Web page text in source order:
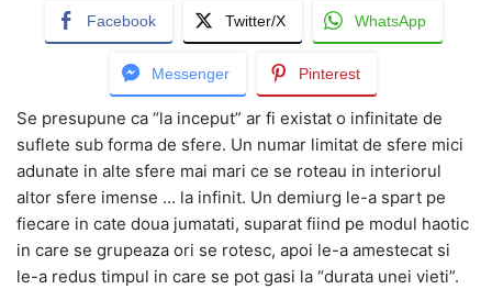
Facebook Twitter/X WhatsApp
Messenger Pinterest
Se presupune ca “la inceput” ar fi existat o infinitate de
suflete sub forma de sfere. Un numar limitat de sfere mici
adunate in alte sfere mai mari ce se roteau in interiorul
altor sfere imense … la infinit. Un demiurg le-a spart pe
fiecare in cate doua jumatati, suparat fiind pe modul haotic
in care se grupeaza ori se rotesc, apoi le-a amestecat si
le-a redus timpul in care se pot gasi la “durata unei vieti”.